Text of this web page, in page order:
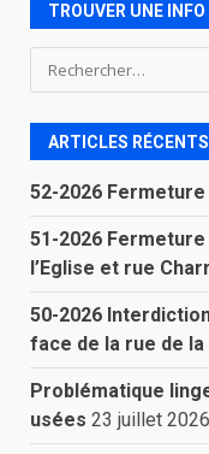
TROUVER UNE INFO
Rechercher :
ARTICLES RÉCENTS
52-2026
51-2026
l’Eglise et rue
50-2026
face de la rue de la
Problématique
usées 23 juillet 2026